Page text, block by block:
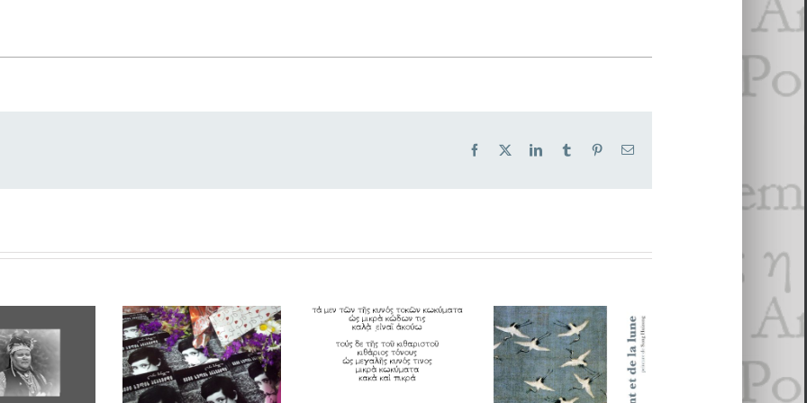
Facebook LinkedInTumblr PinterestEmail
Native
:
Lana Manveli —
une poète
géorgienne
Quatorze poètes
grecs
d’aujourd’hui :
Bonnes feuilles
musicale (19) :